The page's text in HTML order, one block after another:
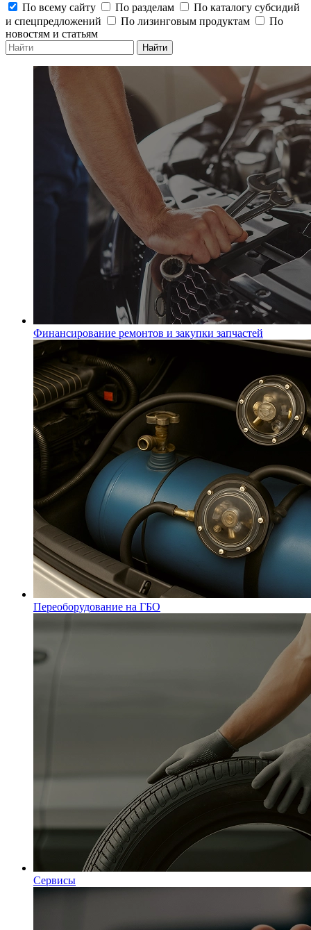
По всему сайту
По разделам
По каталогу субсидий
и спецпредложений
По лизинговым продуктам
По
новостям и статьям
Найти
Финансирование ремонтов и закупки запчастей
Переоборудование на ГБО
Сервисы